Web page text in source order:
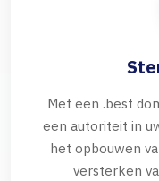
Met een .best
een autoriteit in
het opbouwen
versterken